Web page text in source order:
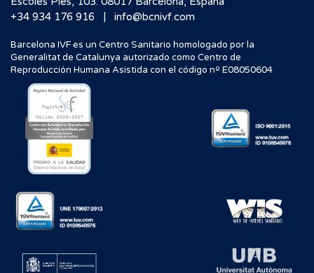
+34 934 176 916
| info@bcnivf.com
Barcelona IVF es un Centro Sanitario homologado por la
Generalitat de Catalunya autorizado como Centro de
Reproducción Humana Asistida con el código nº E08050604